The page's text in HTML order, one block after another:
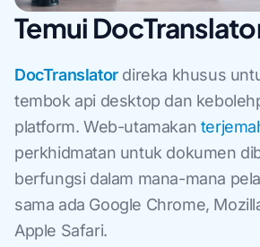
Temui
DocTranslatordireka khusus
tembok api desktop dan
platform. Web-utamakan
perkhidmatan untuk dokumen
berfungsi dalam mana-mana
sama ada Google Chrome,
Apple Safari.